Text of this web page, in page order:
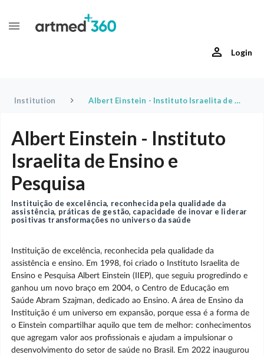
Login
Institution Albert Einstein - Instituto Israelita de Ensino e Pesquisa
Albert Einstein - Instituto
Israelita de Ensino e
Pesquisa
Instituição de excelência, reconhecida pela qualidade da
assistência, práticas de gestão, capacidade de inovar e liderar
positivas transformações no universo da saúde
Instituição de excelência, reconhecida pela qualidade da
assistência e ensino. Em 1998, foi criado o Instituto Israelita de
Ensino e Pesquisa Albert Einstein (IIEP), que seguiu progredindo e
ganhou um novo braço em 2004, o Centro de Educação em
Saúde Abram Szajman, dedicado ao Ensino. A área de Ensino da
Instituição é um universo em expansão, porque essa é a forma de
o Einstein compartilhar aquilo que tem de melhor: conhecimentos
que agregam valor aos profissionais e ajudam a impulsionar o
desenvolvimento do setor de saúde no Brasil. Em 2022 inaugurou